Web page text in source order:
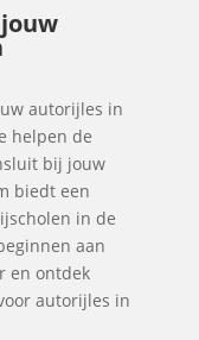
autorijles in
helpen de
bij jouw
biedt een
in de
aan
en ontdek
autorijles in